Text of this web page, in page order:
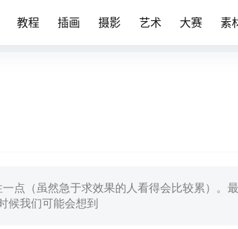
教程 插画 摄影 艺术 大赛 素
点（虽然急于求效果的人看得会比较累）。
候我们可能会想到